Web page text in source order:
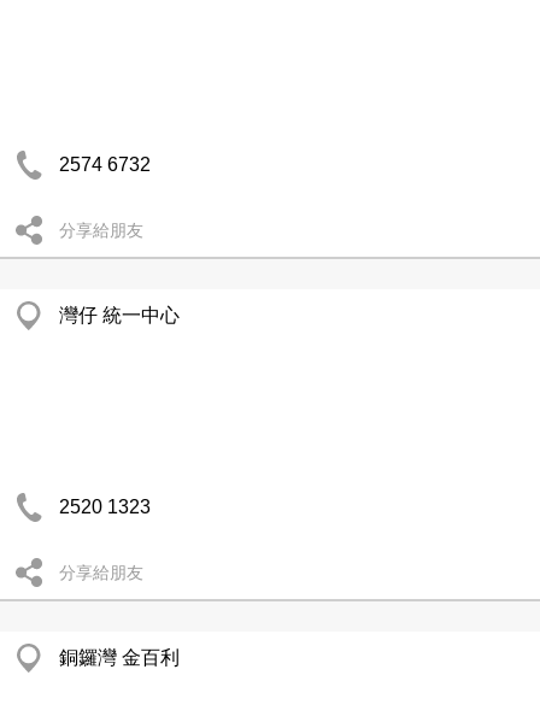
2574 6732
分享給朋友
灣仔 統一中心
2520 1323
分享給朋友
銅鑼灣 金百利